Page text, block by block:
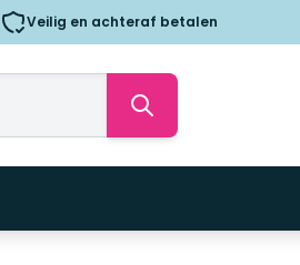
Veilig en achteraf betalen